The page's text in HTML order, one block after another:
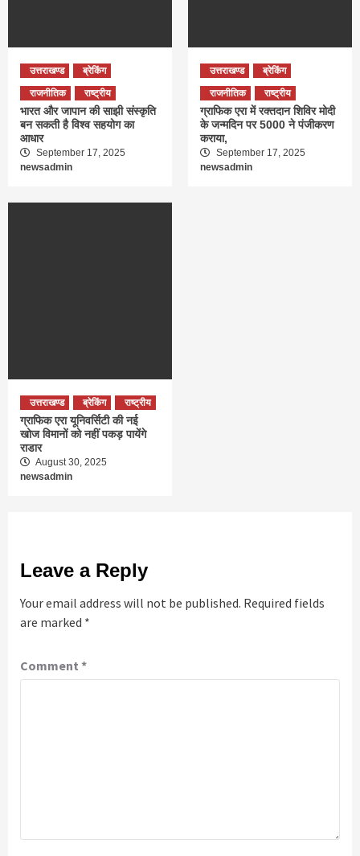
उत्तराखण्ड
ब्रेकिंग
राजनीतिक
राष्ट्रीय
भारत और जापान की साझी संस्कृति
बन सकती है विश्व सहयोग का
आधार
September 17, 2025
newsadmin
उत्तराखण्ड
ब्रेकिंग
राजनीतिक
राष्ट्रीय
ग्राफिक एरा में रक्तदान शिविर मोदी
के जन्मदिन पर 5000 ने पंजीकरण
कराया,
September 17, 2025
newsadmin
उत्तराखण्ड ब्रेकिंग राष्ट्रीय
ग्राफिक एरा यूनिवर्सिटी की नई
खोज विमानों को नहीं पकड़ पायेंगे
राडार
August 30, 2025
newsadmin
Leave a Reply
Your email address will not be published. Required fields
are marked *
Comment *